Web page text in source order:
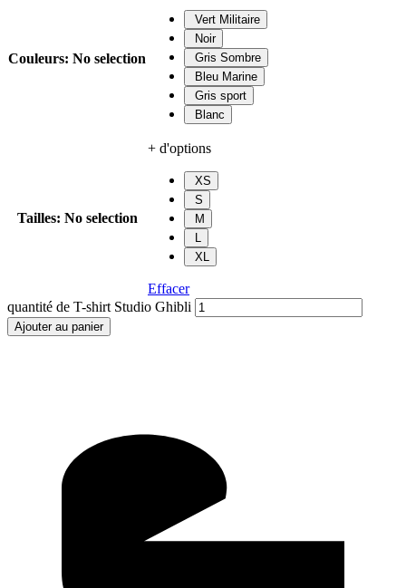
Couleurs: No selection
Vert Militaire
Noir
Gris Sombre
Bleu Marine
Gris sport
Blanc
Tailles: No selection
+ d'options
XS
S
M
XL
Effacer
quantité de T-shirt Studio Ghibli
Ajouter au panier